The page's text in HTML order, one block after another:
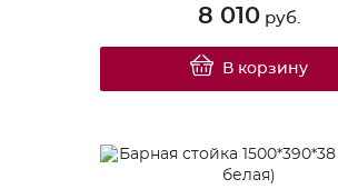
8 010 руб.
В корзину